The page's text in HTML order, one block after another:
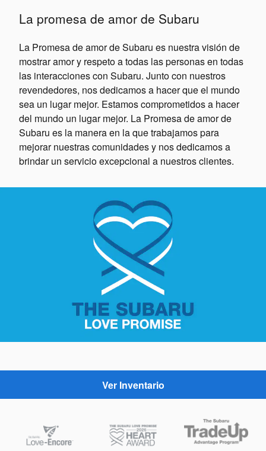
La promesa de amor de Subaru
La Promesa de amor de Subaru es nuestra visión de
mostrar amor y respeto a todas las personas en todas
las interacciones con Subaru. Junto con nuestros
revendedores, nos dedicamos a hacer que el mundo
sea un lugar mejor. Estamos comprometidos a hacer
del mundo un lugar mejor. La Promesa de amor de
Subaru es la manera en la que trabajamos para
mejorar nuestras comunidades y nos dedicamos a
brindar un servicio excepcional a nuestros clientes.
Ver Inventario